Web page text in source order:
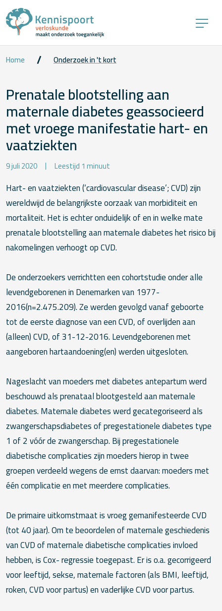
Home Onderzoek in 't kort
Prenatale blootstelling aan
maternale diabetes geassocieerd
met vroege manifestatie hart- en
vaatziekten
9 juli 2020 Leestijd 1 minuut
Hart- en vaatziekten (‘cardiovascular disease’; CVD) zijn
wereldwijd de belangrijkste oorzaak van morbiditeit en
mortaliteit. Het is echter onduidelijk of en in welke mate
prenatale blootstelling aan maternale diabetes het risico bij
nakomelingen verhoogt op CVD.
De onderzoekers verrichtten een cohortstudie onder alle
levendgeborenen in Denemarken van 1977-
2016(n=2.475.209). Ze werden gevolgd vanaf geboorte
tot de eerste diagnose van een CVD, of overlijden aan
(alleen) CVD, of 31-12-2016. Levendgeborenen met
aangeboren hartaandoening(en) werden uitgesloten.
Nageslacht van moeders met diabetes antepartum werd
beschouwd als prenataal blootgesteld aan maternale
diabetes. Maternale diabetes werd gecategoriseerd als
zwangerschapsdiabetes of pregestationele diabetes type
1 of 2 vóór de zwangerschap. Bij pregestationele
diabetische complicaties zijn moeders hierop in twee
groepen verdeeld wegens de ernst daarvan: moeders met
één complicatie en met meerdere complicaties.
De primaire uitkomstmaat is vroeg gemanifesteerde CVD
(tot 40 jaar). Om te beoordelen of maternale geschiedenis
van CVD of maternale diabetische complicaties invloed
hebben, is Cox- regressie toegepast. Er is o.a. gecorrigeerd
voor leeftijd, sekse, maternale factoren (als BMI, leeftijd,
roken, CVD voor partus) en vaderlijke CVD voor partus.